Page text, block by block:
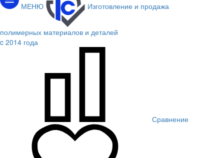
МЕНЮ Изготовление и продажа
полимерных материалов и деталей
c 2014 года
Сравнение